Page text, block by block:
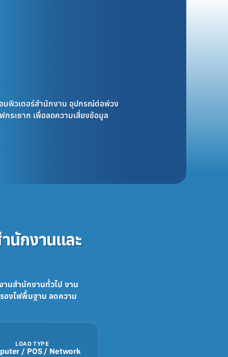
อมพิวเตอร์สำนักงาน อุปกรณ์ต่อพ่วง
ระชาก เพื่อลดความเสี่ยงข้อมูล
นักงานและ
านสำนักงานทั่วไป งาน
องไฟพื้นฐาน ลดความ
LOAD TYPE
/ POS / Network